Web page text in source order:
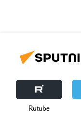
Rutube